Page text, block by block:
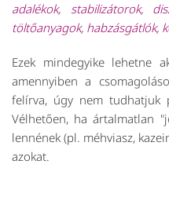
adalékok, stabilizátorok,
töltőanyagok, habzásgátlók,
Ezek mindegyike lehetne
amennyiben a
felírva, úgy nem tudhatjuk
Vélhetően, ha ártalmatlan
lennének (pl. méhviasz,
azokat.